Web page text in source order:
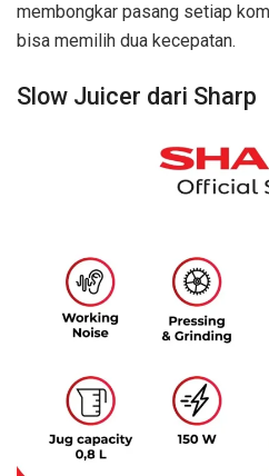
membongkar pasang setiap
bisa memilih dua kecepatan.
Slow Juicer dari Sharp